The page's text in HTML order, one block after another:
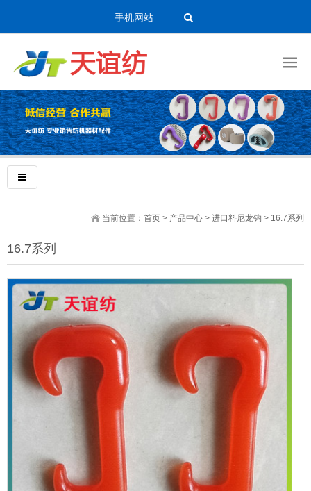
手机网站
当前位置： 首页 > 产品中心 > 进口料尼龙钩 > 16.7系列
16.7系列